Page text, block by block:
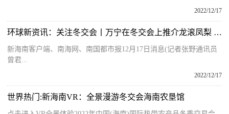
2022/12/17
环球新资讯：关注冬交会丨万宁在冬交会上推介龙滚凤梨 已签署2200万意向订单
新海南客户端、南海网、南国都市报12月17日消息(记者张野通讯员
曾君...
2022/12/17
世界热门:新海南VR：全景漫游冬交会海南农垦馆